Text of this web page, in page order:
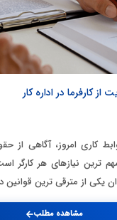
کارفرما در اداره کار
کاری امروز، آگاهی از
ترین نیازهای هر کارگر
یکی از مترقی ترین
مشاهده مطلب